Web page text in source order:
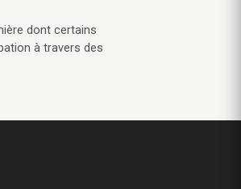
dont certains
à travers des